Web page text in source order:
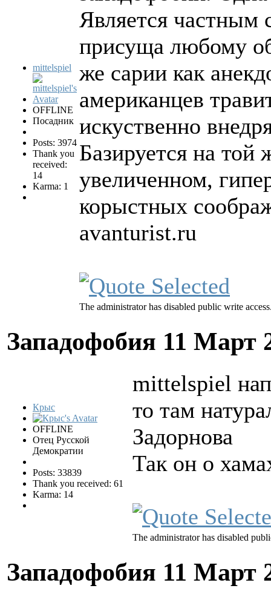
mittelspiel
OFFLINE
Посадник
Posts: 3974
Thank you
received:
14
Karma: 1
Является частным
присуща любому
же сарии как
американцев
искуственно
Базируется на
увеличенном,
корыстных
avanturist.ru
The administrator has disabled public write
Западофобия 11 Март
Крыс
OFFLINE
Отец Русской
Демократии
Posts: 33839
Thank you received: 61
Karma: 14
mittelspiel
то там
Задорнова
Так он о
The administrator has disabled
Западофобия 11 Март